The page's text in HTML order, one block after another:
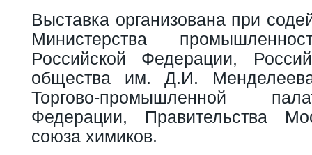
Выставка организована при
Министерства
Российской Федерации,
общества им. Д.И.
Торгово-промышленной
Федерации, Правительства
союза химиков.